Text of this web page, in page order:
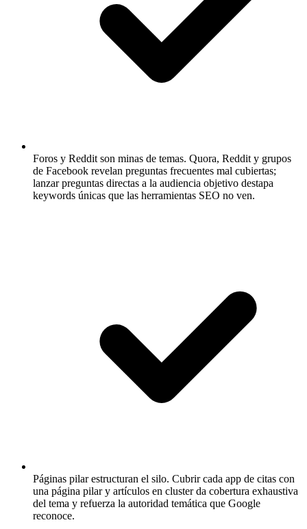
Foros y Reddit son minas de temas. Quora, Reddit y grupos
de Facebook revelan preguntas frecuentes mal cubiertas;
lanzar preguntas directas a la audiencia objetivo destapa
keywords únicas que las herramientas SEO no ven.
Páginas pilar estructuran el silo. Cubrir cada app de citas con
una página pilar y artículos en cluster da cobertura exhaustiva
del tema y refuerza la autoridad temática que Google
reconoce.